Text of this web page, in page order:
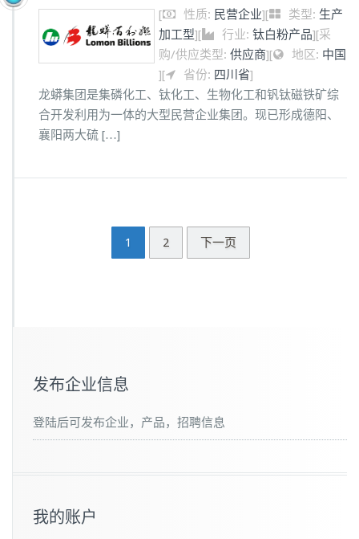
[ 性质: 民营企业][ 类型: 生产
加工型][ 行业: 钛白粉产品][采
购/供应类型: 供应商][ 地区: 中国
][ 省份: 四川省]
龙蟒集团是集磷化工、钛化工、生物化工和钒钛磁铁矿综
合开发利用为一体的大型民营企业集团。现已形成德阳、
襄阳两大硫 […]
1 2 下一页
发布企业信息
登陆后可发布企业，产品，招聘信息
我的账户